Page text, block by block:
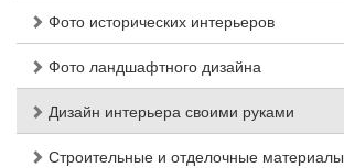
Фото исторических интерьеров
Фото ландшафтного дизайна
Дизайн интерьера своими руками
Строительные и отделочные материалы